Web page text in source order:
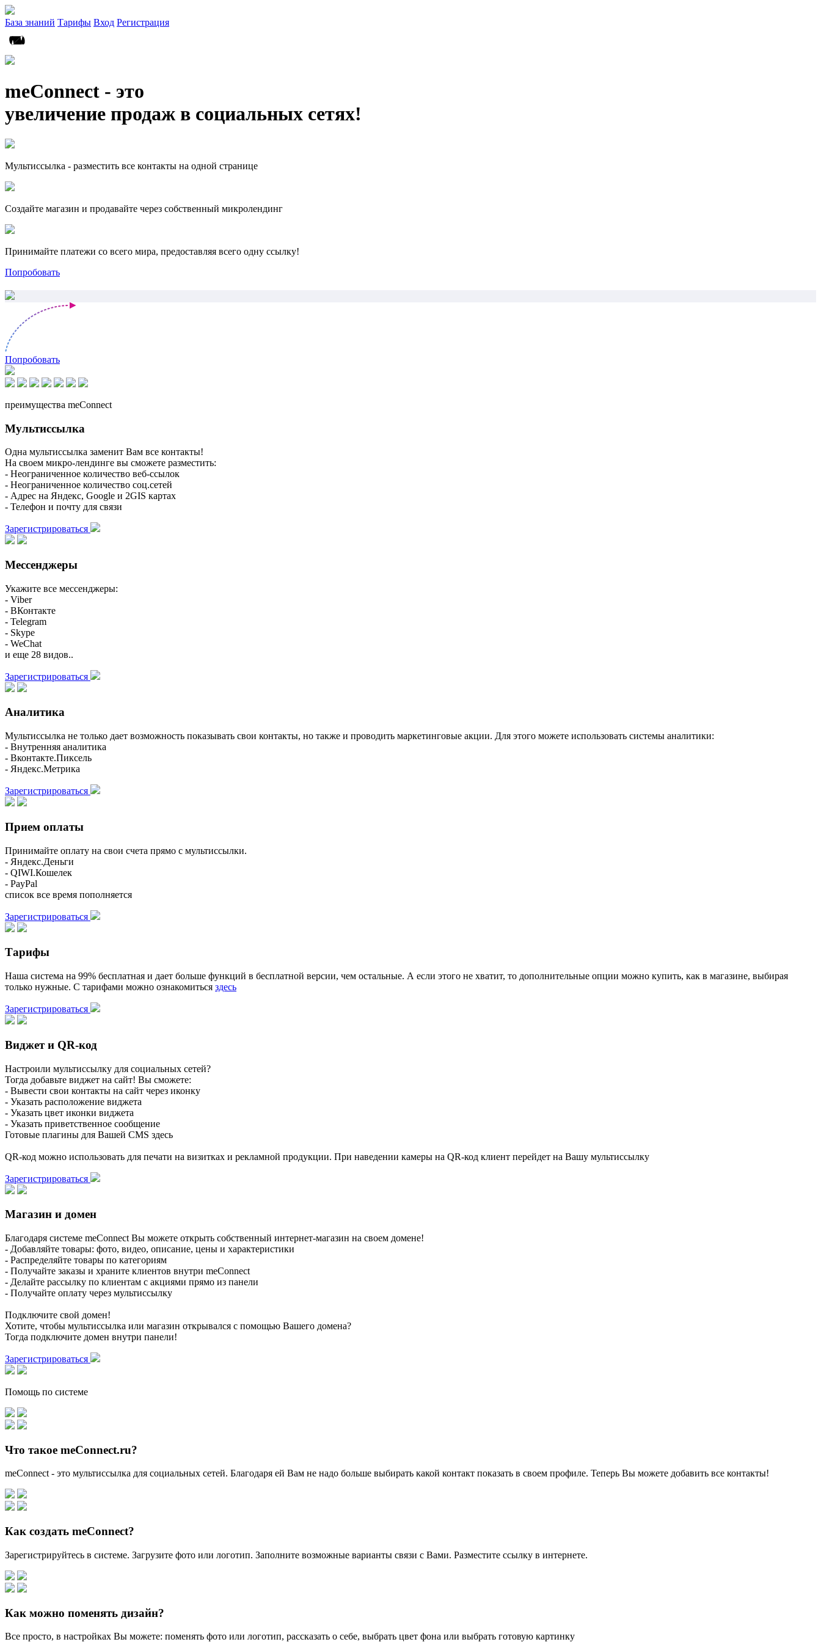
База знаний Тарифы Вход Регистрация
meConnect - это
увеличение продаж в социальных сетях!
Мультиссылка - разместить все контакты на одной странице
Создайте магазин и продавайте через собственный микролендинг
Принимайте платежи со всего мира, предоставляя всего одну ссылку!
Попробовать
Попробовать
преимущества meConnect
Мультиссылка
Одна мультиссылка заменит Вам все контакты!
На своем микро-лендинге вы сможете разместить:
- Неограниченное количество веб-ссылок
- Неограниченное количество соц.сетей
- Адрес на Яндекс, Google и 2GIS картах
- Телефон и почту для связи
Зарегистрироваться
Мессенджеры
Укажите все мессенджеры:
- Viber
- ВКонтакте
- Telegram
- Skype
- WeChat
и еще 28 видов..
Зарегистрироваться
Аналитика
Мультиссылка не только дает возможность показывать свои контакты, но также и проводить маркетинговые акции. Для этого можете использовать системы аналитики:
- Внутренняя аналитика
- Вконтакте.Пиксель
- Яндекс.Метрика
Зарегистрироваться
Прием оплаты
Принимайте оплату на свои счета прямо с мультиссылки.
- Яндекс.Деньги
- QIWI.Кошелек
- PayPal
список все время пополняется
Зарегистрироваться
Тарифы
Наша система на 99% бесплатная и дает больше функций в бесплатной версии, чем остальные. А если этого не хватит, то дополнительные опции можно купить, как в магазине, выбирая
только нужные. С тарифами можно ознакомиться здесь
Зарегистрироваться
Виджет и QR-код
Настроили мультиссылку для социальных сетей?
Тогда добавьте виджет на сайт! Вы сможете:
- Вывести свои контакты на сайт через иконку
- Указать расположение виджета
- Указать цвет иконки виджета
- Указать приветственное сообщение
Готовые плагины для Вашей CMS здесь
QR-код можно использовать для печати на визитках и рекламной продукции. При наведении камеры на QR-код клиент перейдет на Вашу мультиссылку
Зарегистрироваться
Магазин и домен
Благодаря системе meConnect Вы можете открыть собственный интернет-магазин на своем домене!
- Добавляйте товары: фото, видео, описание, цены и характеристики
- Распределяйте товары по категориям
- Получайте заказы и храните клиентов внутри meConnect
- Делайте рассылку по клиентам с акциями прямо из панели
- Получайте оплату через мультиссылку
Подключите свой домен!
Хотите, чтобы мультиссылка или магазин открывался с помощью Вашего домена?
Тогда подключите домен внутри панели!
Зарегистрироваться
Помощь по системе
Что такое meConnect.ru?
meConnect - это мультиссылка для социальных сетей. Благодаря ей Вам не надо больше выбирать какой контакт показать в своем профиле. Теперь Вы можете добавить все контакты!
Как создать meConnect?
Зарегистрируйтесь в системе. Загрузите фото или логотип. Заполните возможные варианты связи с Вами. Разместите ссылку в интернете.
Как можно поменять дизайн?
Все просто, в настройках Вы можете: поменять фото или логотип, рассказать о себе, выбрать цвет фона или выбрать готовую картинку